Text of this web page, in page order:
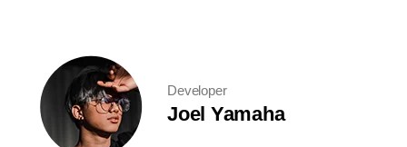
Developer
Joel Yamaha